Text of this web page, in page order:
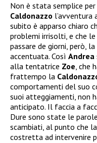
Non è stata semplice per
Caldonazzo l’avventura
subito è apparso chiaro
problemi irrisolti, e che
passare de giorni, però,
accentuata. Così Andrea
alla tentatrice Zoe, che
frattempo la
comportamenti del suo
suoi atteggiamenti, non
anticipato. Il faccia a
Dure sono state le
scambiati, al punto che
costretta ad intervenire